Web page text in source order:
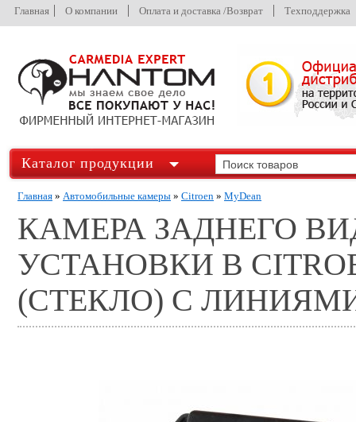
Главная О компании Оплата и доставка /Возврат Техподдержка
Каталог продукции
Главная » Автомобильные камеры » Citroen » MyDean
КАМЕРА ЗАДНЕГО
УСТАНОВКИ В
(СТЕКЛО) С